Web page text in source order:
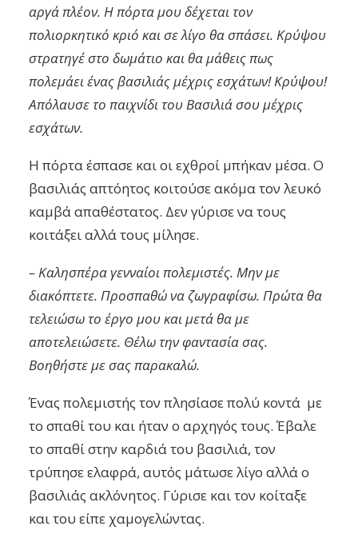
αργά πλέον. Η πόρτα μου δέχεται τον
πολιορκητικό κριό και σε λίγο θα σπάσει. Κρύψου
στρατηγέ στο δωμάτιο και θα μάθεις πως
πολεμάει ένας βασιλιάς μέχρις εσχάτων! Κρύψου!
Απόλαυσε το παιχνίδι του Βασιλιά σου μέχρις
εσχάτων.
Η πόρτα έσπασε και οι εχθροί μπήκαν μέσα. Ο
βασιλιάς απτόητος κοιτούσε ακόμα τον λευκό
καμβά απαθέστατος. Δεν γύρισε να τους
κοιτάξει αλλά τους μίλησε.
– Καλησπέρα γενναίοι πολεμιστές. Μην με
διακόπτετε. Προσπαθώ να ζωγραφίσω. Πρώτα θα
τελειώσω το έργο μου και μετά θα με
αποτελειώσετε. Θέλω την φαντασία σας.
Βοηθήστε με σας παρακαλώ.
Ένας πολεμιστής τον πλησίασε πολύ κοντά με
το σπαθί του και ήταν ο αρχηγός τους. Έβαλε
το σπαθί στην καρδιά του βασιλιά, τον
τρύπησε ελαφρά, αυτός μάτωσε λίγο αλλά ο
βασιλιάς ακλόνητος. Γύρισε και τον κοίταξε
και του είπε χαμογελώντας.